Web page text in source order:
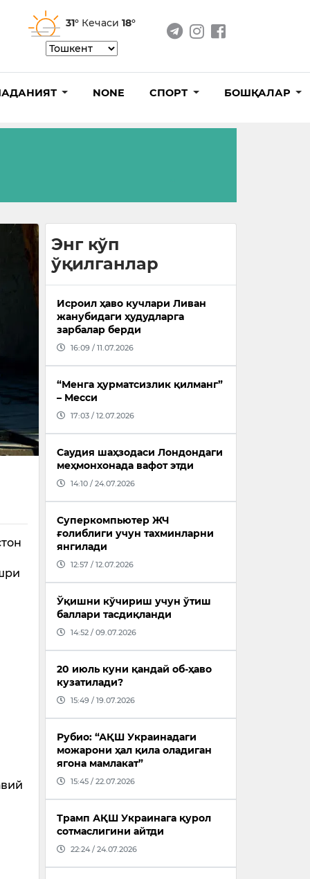
31° Кечаси 18°
NONE СПОРТ БОШҚАЛАР
Энг кўп
ўқилганлар
Исроил ҳаво кучлари Ливан
жанубидаги ҳудудларга
зарбалар берди
16:09 / 11.07.2026
“Менга ҳурматсизлик қилманг”
– Месси
17:03 / 12.07.2026
Саудия шаҳзодаси Лондондаги
меҳмонхонада вафот этди
14:10 / 24.07.2026
Суперкомпьютер ЖЧ
ғолиблиги учун тахминларни
янгилади
12:57 / 12.07.2026
Ўқишни кўчириш учун ўтиш
баллари тасдиқланди
14:52 / 09.07.2026
20 июль куни қандай об-ҳаво
кузатилади?
15:49 / 19.07.2026
Рубио: “АҚШ Украинадаги
можарони ҳал қила оладиган
ягона мамлакат”
15:45 / 22.07.2026
Трамп АҚШ Украинага қурол
сотмаслигини айтди
22:24 / 24.07.2026